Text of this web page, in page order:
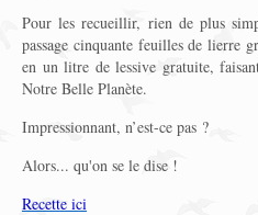
Pour les recueillir, rien de plus
passage cinquante feuilles de lierre
en un litre de lessive gratuite,
Notre Belle Planète.
Impressionnant, n’est-ce pas ?
Alors... qu'on se le dise !
Recette ici